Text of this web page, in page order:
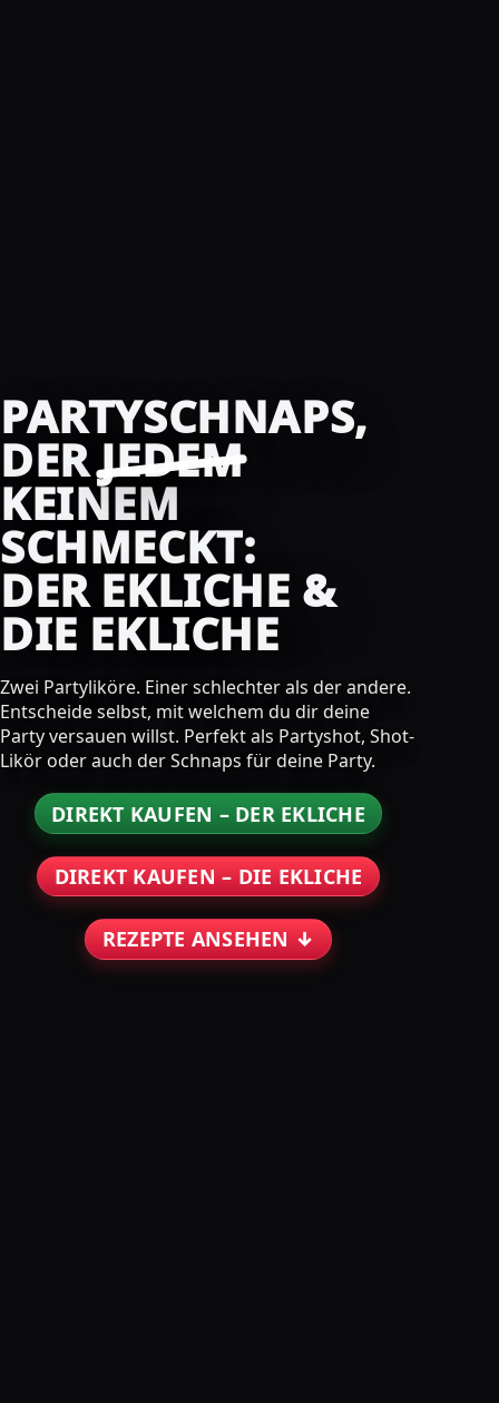
PARTYSCHNAPS,
DERJEDEM
KEINEM
SCHMECKT:
DER EKLICHE &
DIE EKLICHE
Zwei Partyliköre. Einer schlechter als der andere.
Entscheide selbst, mit welchem du dir deine
Party versauen willst. Perfekt als Partyshot, Shot-
Likör oder auch der Schnaps für deine Party.
DIREKT KAUFEN – DER EKLICHE
DIREKT KAUFEN – DIE EKLICHE
REZEPTE ANSEHEN ↓